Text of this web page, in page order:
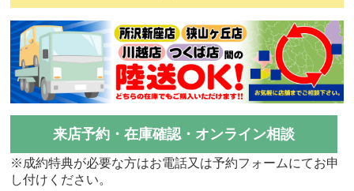
来店予約・在庫確認・オンライン相談
※成約特典が必要な方はお電話又は予約フォームにてお申
し付けください。